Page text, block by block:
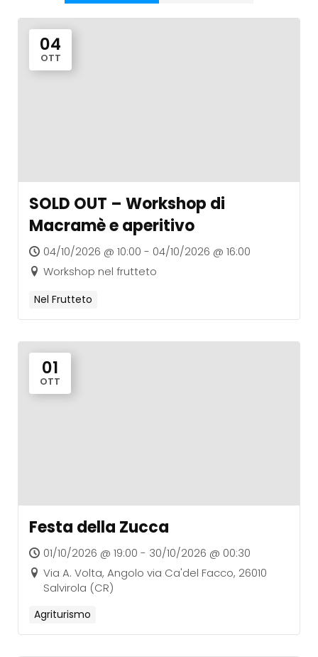
04
OTT
SOLD OUT – Workshop di
Macramè e aperitivo
04/10/2026 @ 10:00 - 04/10/2026 @ 16:00
Workshop nel frutteto
Nel Frutteto
01
OTT
Festa della Zucca
01/10/2026 @ 19:00 - 30/10/2026 @ 00:30
Via A. Volta, Angolo via Ca'del Facco, 26010
Salvirola (CR)
Agriturismo